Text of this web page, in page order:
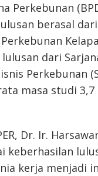
Perkebunan
berasal
lulusan dari
Perkebunan
masa studi
Dr. Ir.
keberhasilan
kerja menjadi